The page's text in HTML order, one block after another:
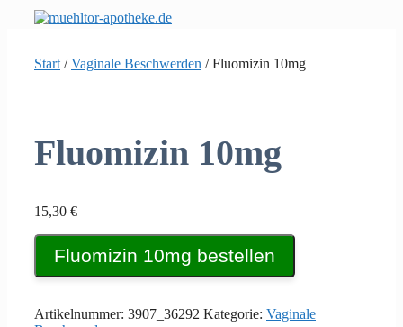
Start /Vaginale Beschwerden / Fluomizin 10mg
Fluomizin 10mg
15,30 €
Fluomizin 10mg bestellen
Artikelnummer: 3907_36292 Kategorie: Vaginale